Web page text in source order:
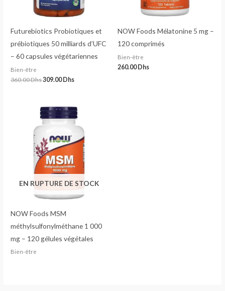
Futurebiotics Probiotiques et
prébiotiques 50 milliards d’UFC
– 60 capsules végétariennes
Bien-être
360.00Dhs309.00 Dhs
NOW Foods Mélatonine 5 mg –
120 comprimés
Bien-être
260.00 Dhs
EN RUPTURE DE STOCK
NOW Foods MSM
méthylsulfonylméthane 1 000
mg – 120 gélules végétales
Bien-être